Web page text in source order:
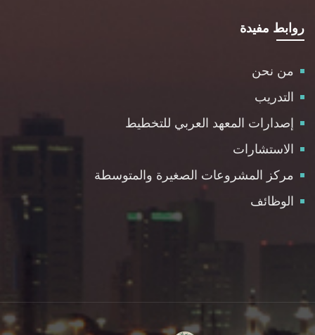
روابط مفيدة
من نحن
التدريب
إصدارات المعهد العربي للتخطيط
الاستشارات
مركز المشروعات الصغيرة والمتوسطة
الوظائف